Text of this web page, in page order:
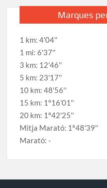
Marques
1 km: 4'04''
1 mi: 6'37''
3 km: 12'46''
5 km: 23'17''
10 km: 48'56''
15 km: 1º16'01''
20 km: 1º42'25''
Mitja Marató: 1º48'39''
Marató: -